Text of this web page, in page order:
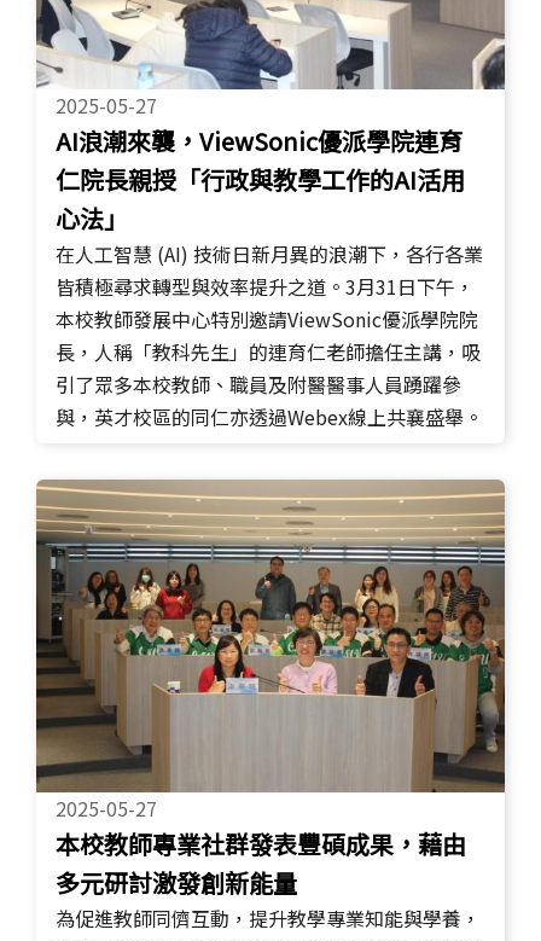
2025-05-27
AI浪潮來襲，ViewSonic優派學院連育
仁院長親授「行政與教學工作的AI活用
心法」
在人工智慧 (AI) 技術日新月異的浪潮下，各行各業
皆積極尋求轉型與效率提升之道。3月31日下午，
本校教師發展中心特別邀請ViewSonic優派學院院
長，人稱「教科先生」的連育仁老師擔任主講，吸
引了眾多本校教師、職員及附醫醫事人員踴躍參
與，英才校區的同仁亦透過Webex線上共襄盛舉。
2025-05-27
本校教師專業社群發表豐碩成果，藉由
多元研討激發創新能量
為促進教師同儕互動，提升教學專業知能與學養，